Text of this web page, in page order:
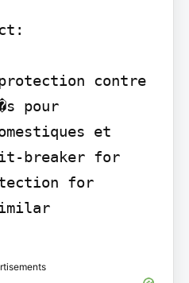
contre
pour
et
breaker for
for